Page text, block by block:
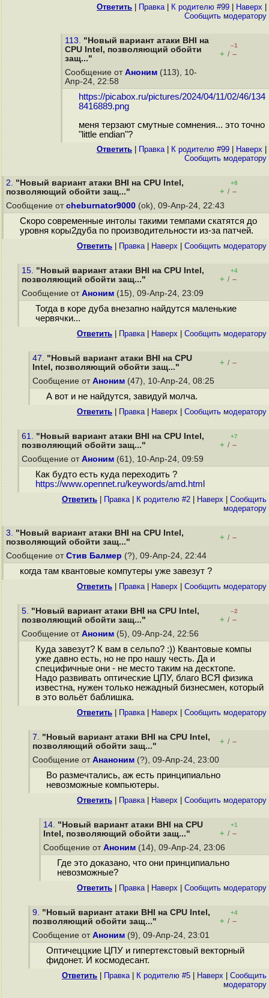
Ответить Правка| К родителю #99 Наверх
Cообщить модератору
113. "Новый вариант атаки BHI на
CPU Intel, позволяющий обойти
защ..."
–1
+ / –
Сообщение от Аноним (113), 10-
Апр-24, 22:58
https://picabox.ru/pictures/2024/04/11/02/46/134
8416889.png
меня терзают смутные сомнения... это точно
"little endian"?
Ответить Правка| К родителю #99 Наверх
Cообщить модератору
2. "Новый вариант атаки BHI на CPU Intel,
позволяющий обойти защ..."
+8
+ / –
Сообщение от cheburnator9000 (ok), 09-Апр-24, 22:43
Скоро современные интолы такими темпами скатятся до
уровня коры2дуба по производительности из-за патчей.
Ответить Правка| Наверх Cообщить модератору
15. "Новый вариант атаки BHI на CPU Intel,
позволяющий обойти защ..."
+4
+ / –
Сообщение от Аноним (15), 09-Апр-24, 23:09
Тогда в коре дуба внезапно найдутся маленькие
червячки...
Ответить Правка| Наверх Cообщить модератору
47. "Новый вариант атаки BHI на CPU
Intel, позволяющий обойти защ..."
+ / –
Сообщение от Аноним (47), 10-Апр-24, 08:25
А вот и не найдутся, завидуй молча.
Ответить Правка| Наверх Cообщить модератору
61. "Новый вариант атаки BHI на CPU Intel,
позволяющий обойти защ..."
+7
+ / –
Сообщение от Аноним (61), 10-Апр-24, 09:59
Как будто есть куда переходить ?
https://www.opennet.ru/keywords/amd.html
Ответить Правка| К родителю #2 Наверх
Cообщить
модератору
3. "Новый вариант атаки BHI на CPU Intel,
позволяющий обойти защ..."
+ / –
Сообщение от Стив Балмер (?), 09-Апр-24, 22:44
когда там квантовые компутеры уже завезут ?
Ответить Правка| Наверх Cообщить модератору
5. "Новый вариант атаки BHI на CPU Intel,
позволяющий обойти защ..."
–2
+ / –
Сообщение от Аноним (5), 09-Апр-24, 22:56
Куда завезут? К вам в сельпо? :)) Квантовые компы
уже давно есть, но не про нашу честь. Да и
специфичные они - не место таким на десктопе.
Надо развивать оптические ЦПУ, благо ВСЯ физика
известна, нужен только нежадный бизнесмен, который
в это вольёт баблишка.
Ответить Правка| Наверх Cообщить модератору
7. "Новый вариант атаки BHI на CPU Intel,
позволяющий обойти защ..."
+ / –
Сообщение от Ананоним (?), 09-Апр-24, 23:00
Во размечтались, аж есть принципиально
невозможные компьютеры.
Ответить Правка| Наверх Cообщить модератору
14. "Новый вариант атаки BHI на CPU
Intel, позволяющий обойти защ..."
+1
+ / –
Сообщение от Аноним (14), 09-Апр-24, 23:06
Где это доказано, что они принципиально
невозможные?
Ответить Правка| Наверх Cообщить модератору
9. "Новый вариант атаки BHI на CPU Intel,
позволяющий обойти защ..."
+4
+ / –
Сообщение от Аноним (9), 09-Апр-24, 23:01
Оптичеццкие ЦПУ и гипертекстовый векторный
фидонет. И космодесант.
Ответить Правка| К родителю #5 Наверх
Cообщить
модератору